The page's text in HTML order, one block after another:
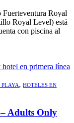
Royal
Royal Level) está
con piscina al
PLAYA, HOTELES EN
Adults Only